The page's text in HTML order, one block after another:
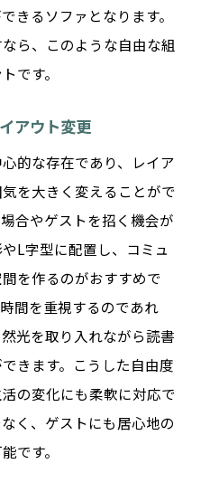
きるソファとなります。
ら、このような自由な組
です。
アウト変更
的な存在であり、レイア
を大きく変えることがで
合やゲストを招く機会が
L字型に配置し、コミュ
を作るのがおすすめで
間を重視するのであれ
光を取り入れながら読書
きます。こうした自由度
の変化にも柔軟に対応で
く、ゲストにも居心地の
です。